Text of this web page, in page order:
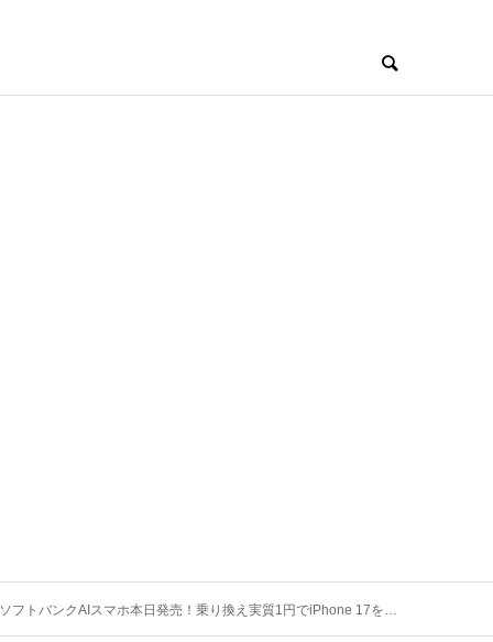
バンクAIスマホ本日発売！乗り換え実質1円でiPhone 17を待つよりお得？【2026年最新版】